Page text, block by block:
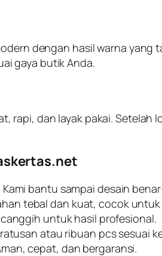
dengan hasil warna
gaya butik Anda.
rapi, dan layak pakai.
Kami bantu sampai desain
tebal dan kuat, cocok
untuk hasil profesional.
atau ribuan pcs sesuai
cepat, dan bergaransi.